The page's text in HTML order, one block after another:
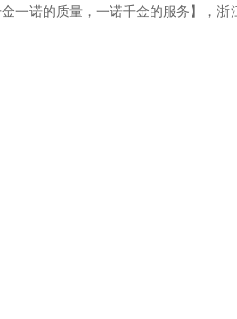
一诺的质量，一诺千金的服务】，浙